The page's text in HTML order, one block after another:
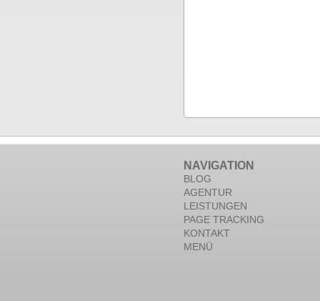
NAVIGATION
BLOG
AGENTUR
LEISTUNGEN
PAGE TRACKING
KONTAKT
MENÜ